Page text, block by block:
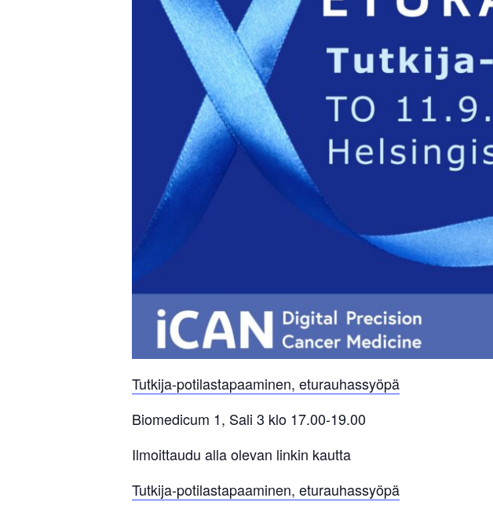
Tutkija-potilastapaaminen, eturauhassyöpä
Biomedicum 1, Sali 3 klo 17.00-19.00
Ilmoittaudu alla olevan linkin kautta
Tutkija-potilastapaaminen, eturauhassyöpä